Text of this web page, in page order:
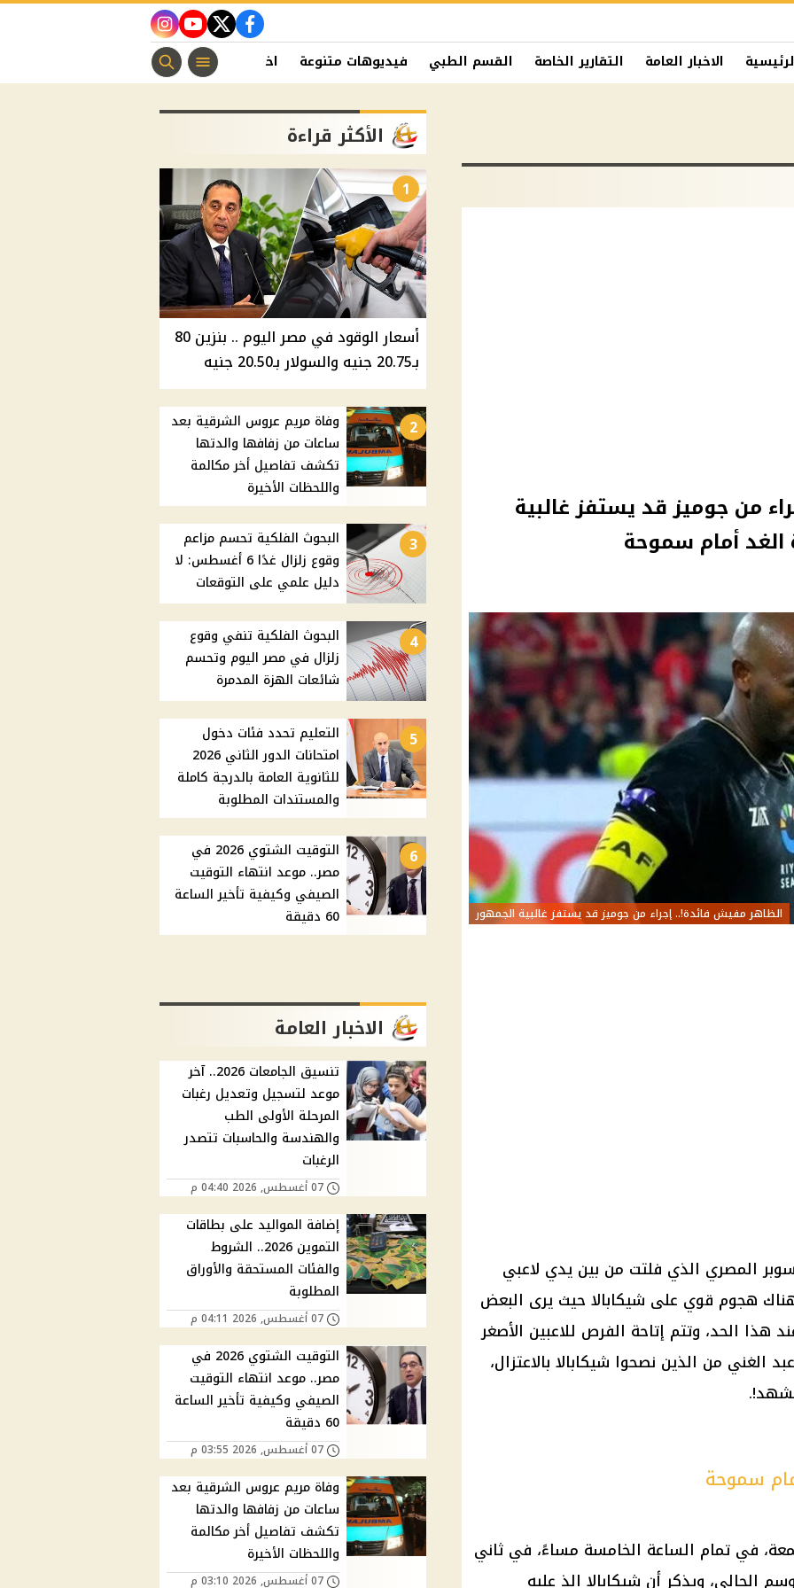
facebook
twitter
youtube
instagram
الاخبار العامة التقارير الخاصة القسم الطبي فيديوهات متنوعة اخبار الفن منوعات مسيحية
من جوميز قد يستفز غالبية
الغد أمام سموحة
الظاهر مفيش فائدة!.. إجراء من جوميز قد يستفز غالبية الجمهور
المصري الذي فلتت من بين يدي لاعبي
هناك هجوم قوي على شيكابالا حيث يرى البعض
الحد، وتتم إتاحة الفرص للاعبين الأصغر
الغني من الذين نصحوا شيكابالا بالاعتزال،
سموحة
في تمام الساعة الخامسة مساءً، في ثاني
الحالي، ويذكر أن شيكابالا الذ عليه
الأكثر قراءة
1
أسعار الوقود في مصر اليوم .. بنزين 80
بـ20.75 جنيه والسولار بـ20.50 جنيه
2
وفاة مريم عروس الشرقية بعد
ساعات من زفافها والدتها
تكشف تفاصيل أخر مكالمة
واللحظات الأخيرة
3
البحوث الفلكية تحسم مزاعم
وقوع زلزال غدًا 6 أغسطس: لا
دليل علمي على التوقعات
4
البحوث الفلكية تنفي وقوع
زلزال في مصر اليوم وتحسم
شائعات الهزة المدمرة
5
التعليم تحدد فئات دخول
امتحانات الدور الثاني 2026
للثانوية العامة بالدرجة كاملة
والمستندات المطلوبة
6
التوقيت الشتوي 2026 في
مصر.. موعد انتهاء التوقيت
الصيفي وكيفية تأخير الساعة
60 دقيقة
الاخبار العامة
تنسيق الجامعات 2026.. آخر
موعد لتسجيل وتعديل رغبات
المرحلة الأولى الطب
والهندسة والحاسبات تتصدر
الرغبات
07 أغسطس, 2026 04:40 م
إضافة المواليد على بطاقات
التموين 2026.. الشروط
والفئات المستحقة والأوراق
المطلوبة
07 أغسطس, 2026 04:11 م
التوقيت الشتوي 2026 في
مصر.. موعد انتهاء التوقيت
الصيفي وكيفية تأخير الساعة
60 دقيقة
07 أغسطس, 2026 03:55 م
وفاة مريم عروس الشرقية بعد
ساعات من زفافها والدتها
تكشف تفاصيل أخر مكالمة
واللحظات الأخيرة
07 أغسطس, 2026 03:10 م